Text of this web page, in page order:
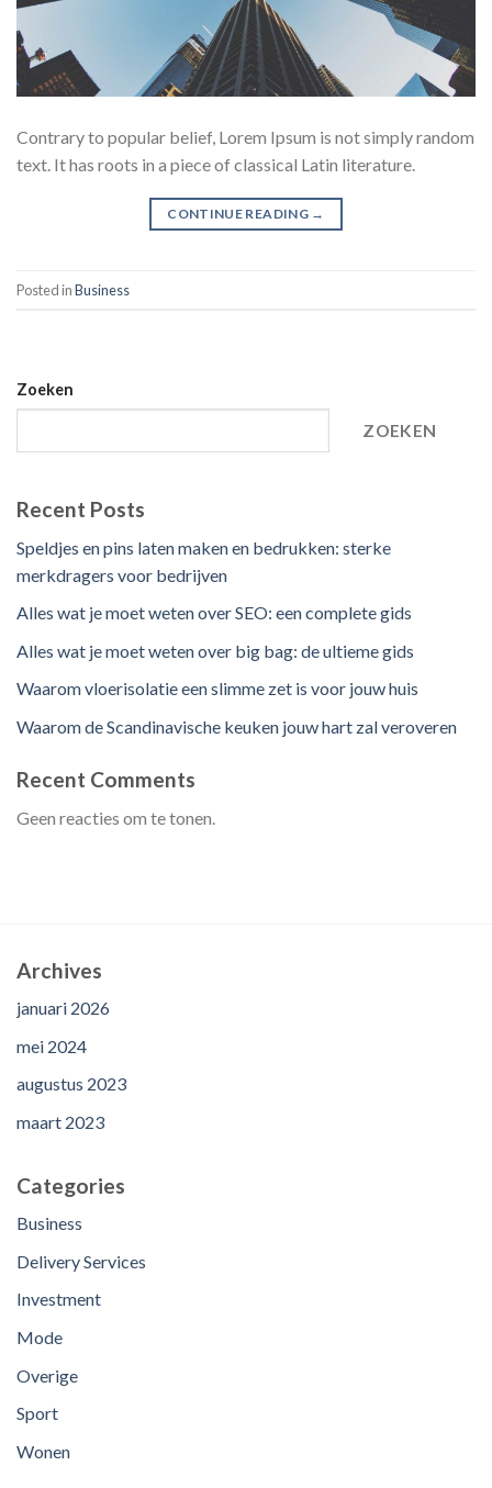
Contrary to popular belief, Lorem Ipsum is not simply random
text. It has roots in a piece of classical Latin literature.
CONTINUE READING →
Posted inBusiness
Zoeken
ZOEKEN
Recent Posts
Speldjes en pins laten maken en bedrukken: sterke
merkdragers voor bedrijven
Alles wat je moet weten over SEO: een complete gids
Alles wat je moet weten over big bag: de ultieme gids
Waarom vloerisolatie een slimme zet is voor jouw huis
Waarom de Scandinavische keuken jouw hart zal veroveren
Recent Comments
Geen reacties om te tonen.
Archives
januari 2026
mei 2024
augustus 2023
maart 2023
Categories
Business
Delivery Services
Investment
Mode
Overige
Sport
Wonen